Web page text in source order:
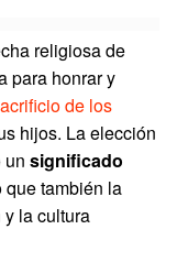
religiosa de
para honrar y
de los
hijos. La elección
un significado
que también la
la cultura